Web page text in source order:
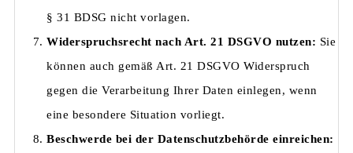
§ 31 BDSG nicht vorlagen.
Widerspruchsrecht nach Art. 21 DSGVO nutzen: Sie
können auch gemäß Art. 21 DSGVO Widerspruch
gegen die Verarbeitung Ihrer Daten einlegen, wenn
eine besondere Situation vorliegt.
Beschwerde bei der Datenschutzbehörde einreichen: